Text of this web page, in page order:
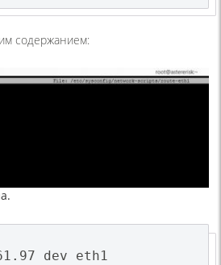
содержанием:
dev eth1